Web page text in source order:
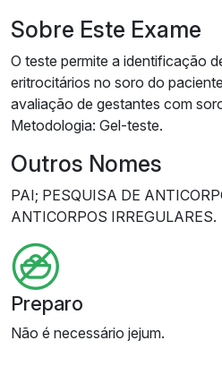
Sobre Este Exame
O teste permite a identificação
eritrocitários no soro do
avaliação de gestantes com
Metodologia: Gel-teste.
Outros Nomes
PAI; PESQUISA DE
ANTICORPOS IRREGULARES.
Preparo
Não é necessário jejum.